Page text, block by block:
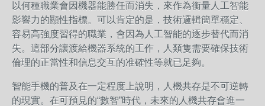
以何種職業會因機器能勝任而消失，來作為衡量人工智能
影響力的顯性指標。可以肯定的是，技術邏輯簡單穩定、
容易高強度習得的職業，會因為人工智能的逐步替代而消
失。這部分讓渡給機器系統的工作，人類隻需要確保技術
倫理的正當性和信息交互的准確性等就已足夠。
智能手機的普及在一定程度上說明，人機共存是不可逆轉
的現實。在可預見的“數智”時代，未來的人機共存會進一